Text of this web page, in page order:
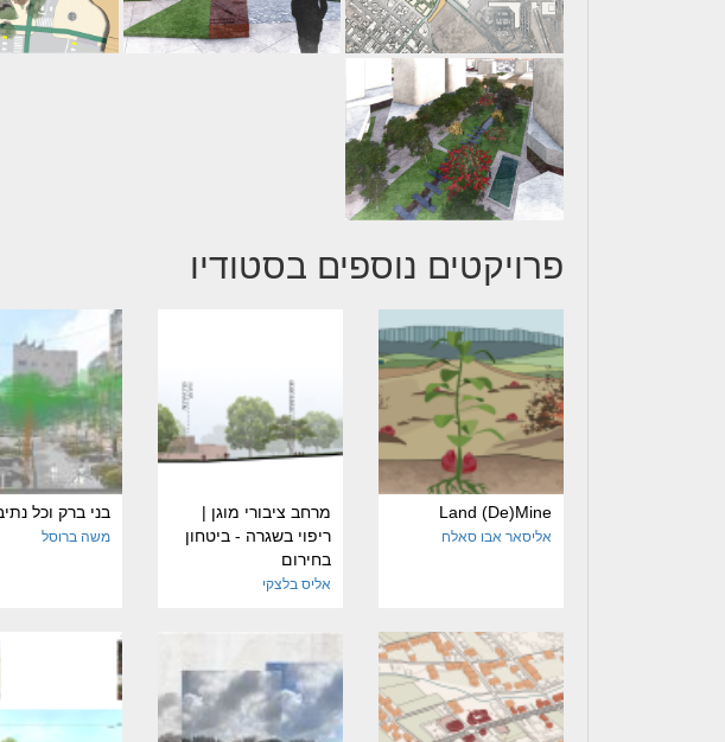
פרויקטים נוספים בסטודיו
Land (De)Mine
אליסאר אבו סאלח
מרחב ציבורי מוגן |
ריפוי בשגרה - ביטחון
בחירום
אליס בלצקי
בני ברק וכל
משה ברוסל